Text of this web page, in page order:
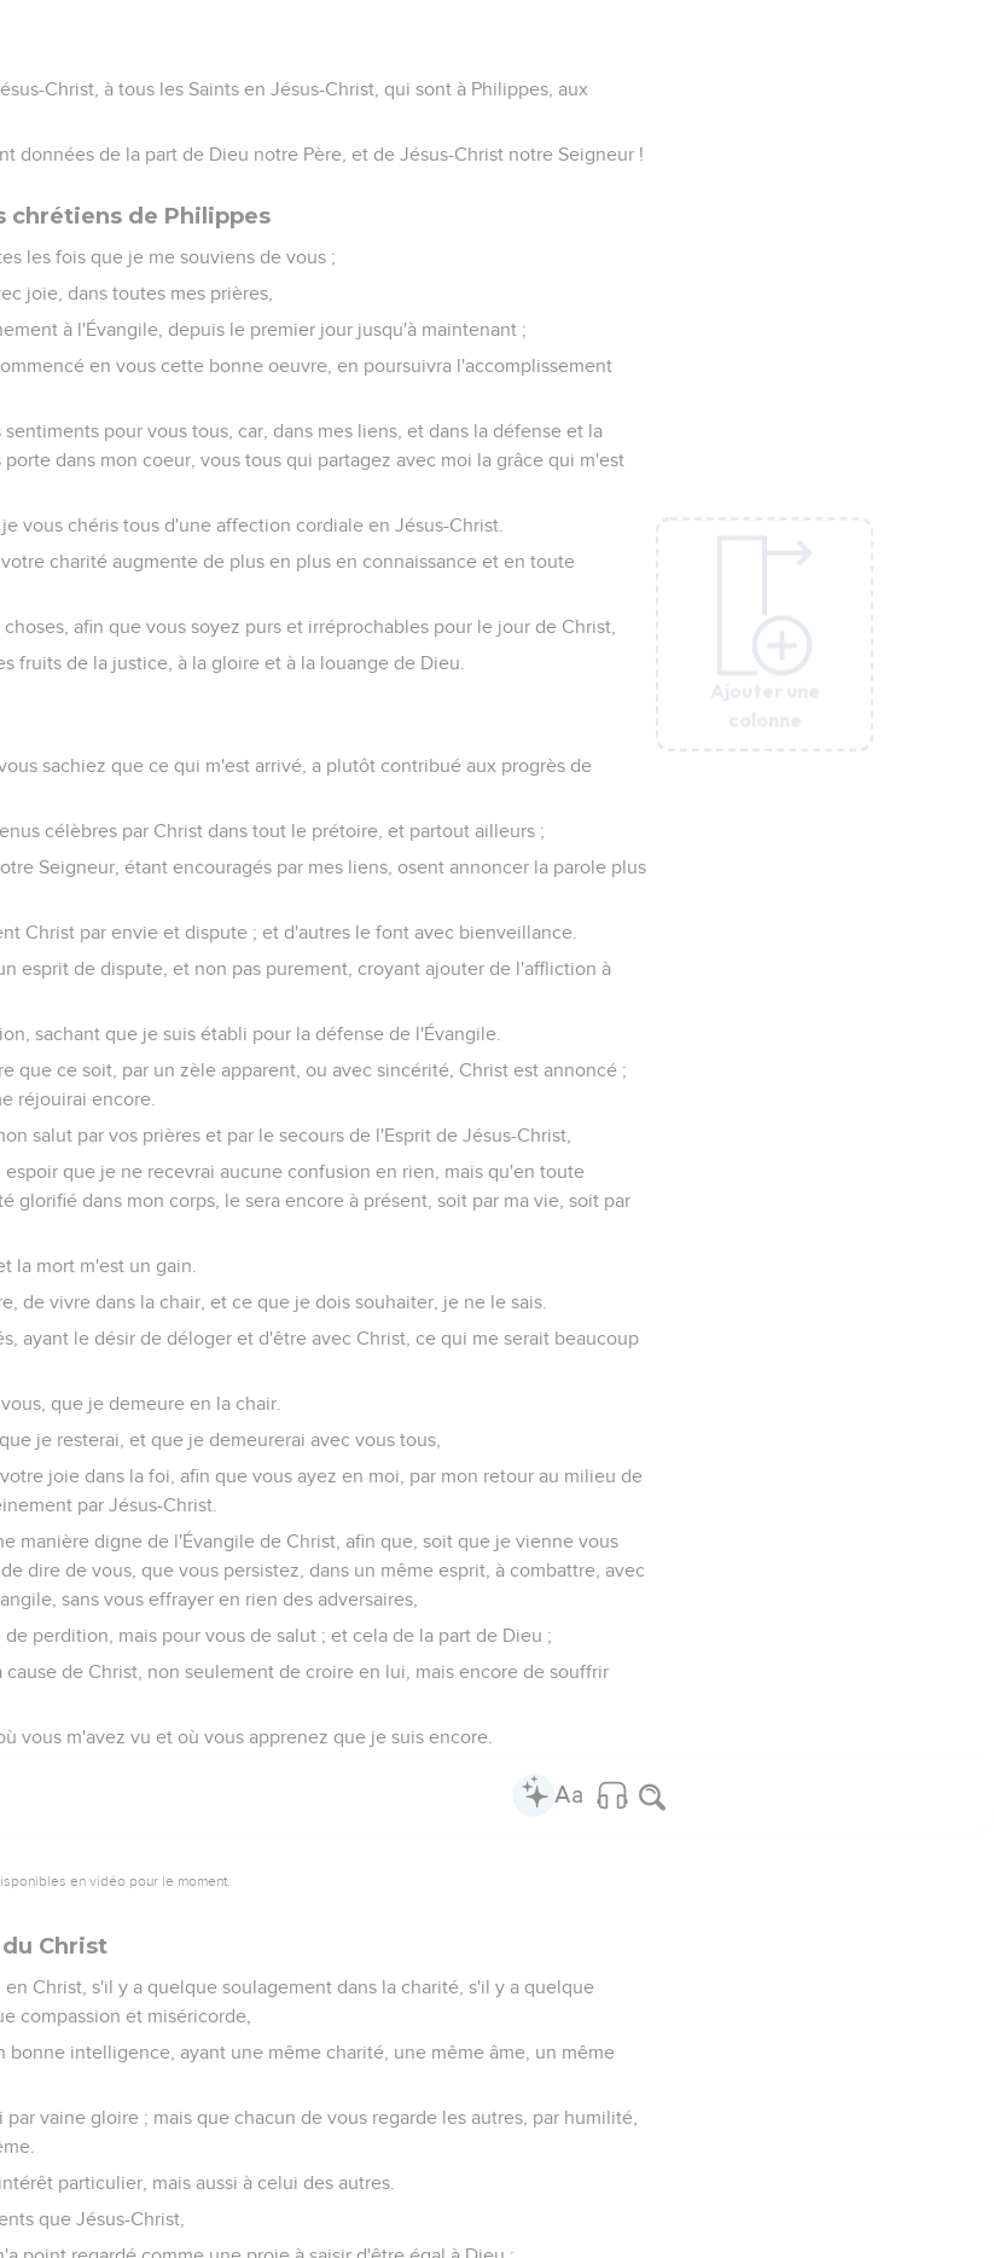
Ajouter une
colonne
Christ, à tous les Saints en Jésus-Christ, qui sont à Philippes, aux
données de la part de Dieu notre Père, et de Jésus-Christ notre Seigneur !
chrétiens de Philippes
les fois que je me souviens de vous ;
joie, dans toutes mes prières,
à l'Évangile, depuis le premier jour jusqu'à maintenant ;
en vous cette bonne oeuvre, en poursuivra l'accomplissement
pour vous tous, car, dans mes liens, et dans la défense et la
dans mon coeur, vous tous qui partagez avec moi la grâce qui m'est
vous chéris tous d'une affection cordiale en Jésus-Christ.
charité augmente de plus en plus en connaissance et en toute
afin que vous soyez purs et irréprochables pour le jour de Christ,
fruits de la justice, à la gloire et à la louange de Dieu.
sachiez que ce qui m'est arrivé, a plutôt contribué aux progrès de
célèbres par Christ dans tout le prétoire, et partout ailleurs ;
Seigneur, étant encouragés par mes liens, osent annoncer la parole plus
Christ par envie et dispute ; et d'autres le font avec bienveillance.
esprit de dispute, et non pas purement, croyant ajouter de l'affliction à
sachant que je suis établi pour la défense de l'Évangile.
que ce soit, par un zèle apparent, ou avec sincérité, Christ est annoncé ;
réjouirai encore.
salut par vos prières et par le secours de l'Esprit de Jésus-Christ,
que je ne recevrai aucune confusion en rien, mais qu'en toute
glorifié dans mon corps, le sera encore à présent, soit par ma vie, soit par
la mort m'est un gain.
de vivre dans la chair, et ce que je dois souhaiter, je ne le sais.
ayant le désir de déloger et d'être avec Christ, ce qui me serait beaucoup
que je demeure en la chair.
je resterai, et que je demeurerai avec vous tous,
joie dans la foi, afin que vous ayez en moi, par mon retour au milieu de
par Jésus-Christ.
manière digne de l'Évangile de Christ, afin que, soit que je vienne vous
dire de vous, que vous persistez, dans un même esprit, à combattre, avec
sans vous effrayer en rien des adversaires,
perdition, mais pour vous de salut ; et cela de la part de Dieu ;
cause de Christ, non seulement de croire en lui, mais encore de souffrir
vous m'avez vu et où vous apprenez que je suis encore.
Ajouter une
colonne
en vidéo pour le moment.
Christ
Christ, s'il y a quelque soulagement dans la charité, s'il y a quelque
compassion et miséricorde,
bonne intelligence, ayant une même charité, une même âme, un même
vaine gloire ; mais que chacun de vous regarde les autres, par humilité,
particulier, mais aussi à celui des autres.
que Jésus-Christ,
Ajouter une
colonne
Ajouter une
colonne
Ajouter une
colonne